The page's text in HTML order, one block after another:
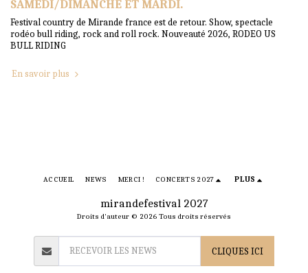
SAMEDI/DIMANCHE ET MARDI.
Festival country de Mirande france est de retour. Show, spectacle
rodéo bull riding, rock and roll rock. Nouveauté 2026, RODEO US
BULL RIDING
En savoir plus
mirandefestival 2027
Droits d'auteur © 2026 Tous droits réservés
ACCUEIL NEWS MERCI ! CONCERTS 2027 PLUS
CLIQUES ICI